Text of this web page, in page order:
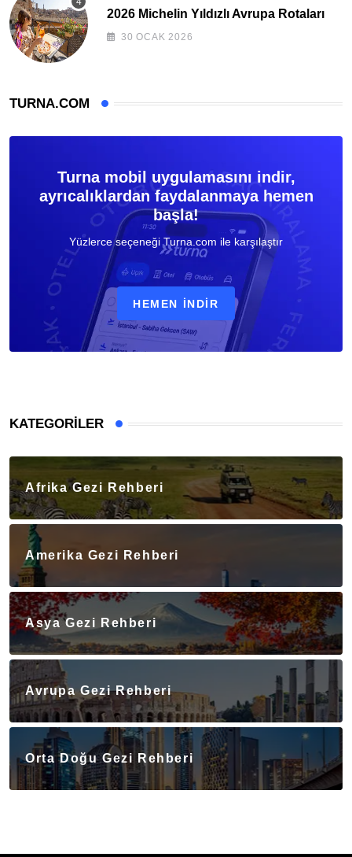
2026 Michelin Yıldızlı Avrupa Rotaları
30 OCAK 2026
TURNA.COM
Turna mobil uygulamasını indir,
ayrıcalıklardan faydalanmaya hemen
başla!
Yüzlerce seçeneği Turna.com ile karşılaştır
HEMEN İNDIR
KATEGORILER
Afrika Gezi Rehberi
Amerika Gezi Rehberi
Asya Gezi Rehberi
Avrupa Gezi Rehberi
Orta Doğu Gezi Rehberi